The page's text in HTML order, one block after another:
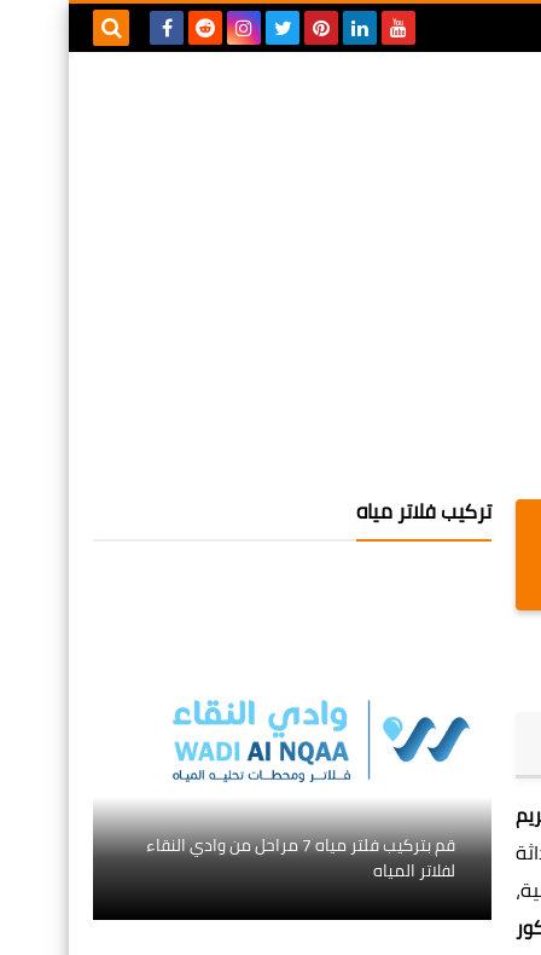
تركيب فلاتر مياه
قم بتركيب فلتر مياه 7 مراحل من وادي النقاء
لفلاتر المياه